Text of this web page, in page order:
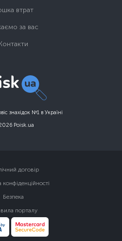
знахідок №1 в Україні
Poisk.ua
втрат
за вас
договір
конфіденційності
Безпека
порталу